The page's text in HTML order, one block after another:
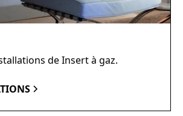
de Insert à gaz.